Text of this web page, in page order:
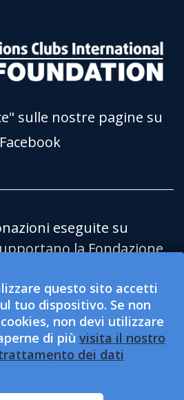
questo sito accetti
tuo dispositivo. Se non
non devi utilizzare
di più visita il nostro
dei dati
sulle nostre pagine su
Facebook
eseguite su
la Fondazione
pubblica no profit
Lions Clubs
è un’organizzazione di
esentasse e non
accettare o sollecitare
LCI e la LCIF